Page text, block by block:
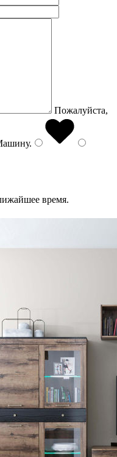
Пожалуйста,
.
время.